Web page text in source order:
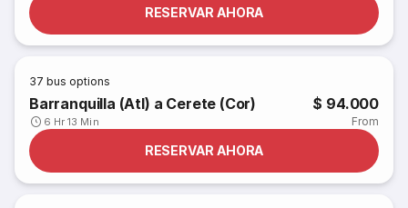
RESERVAR AHORA
37 bus options
Barranquilla (Atl) a Cerete (Cor)
6 Hr 13 Min
$ 94.000
From
RESERVAR AHORA